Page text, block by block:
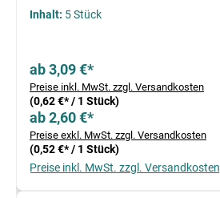
Inhalt: 5 Stück
ab 3,09 €*
Preise inkl. MwSt. zzgl. Versandkosten
(0,62 €* / 1 Stück)
ab 2,60 €*
Preise exkl. MwSt. zzgl. Versandkosten
(0,52 €* / 1 Stück)
Preise inkl. MwSt. zzgl. Versandkosten